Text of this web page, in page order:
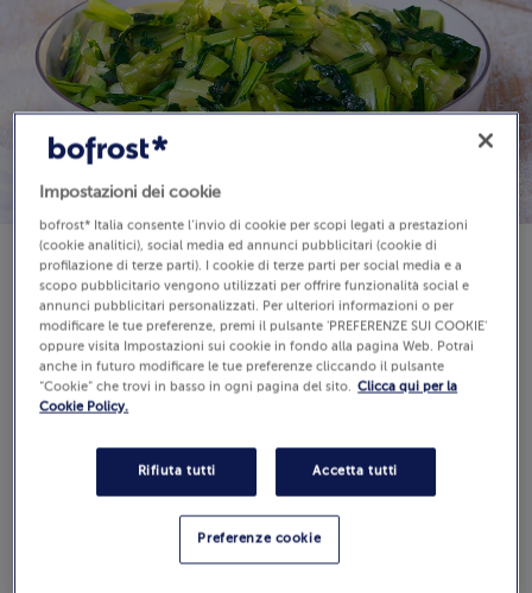
Disponibilità
€ 5,99
400 g (Prezzo al Kg 14.98 €)
Impostazioni dei cookie
bofrost* Italia consente l’invio di cookie per scopi legati a prestazioni
(cookie analitici), social media ed annunci pubblicitari (cookie di
profilazione di terze parti). I cookie di terze parti per social media e a
scopo pubblicitario vengono utilizzati per offrire funzionalità social e
annunci pubblicitari personalizzati. Per ulteriori informazioni o per
modificare le tue preferenze, premi il pulsante 'PREFERENZE SUI COOKIE'
oppure visita Impostazioni sui cookie in fondo alla pagina Web. Potrai
anche in futuro modificare le tue preferenze cliccando il pulsante
“Cookie” che trovi in basso in ogni pagina del sito. Clicca qui per la
Cookie Policy.
Rifiuta tutti Accetta tutti
Preferenze cookie